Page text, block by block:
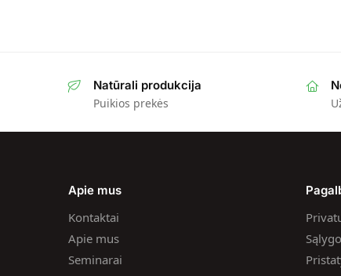
Natūrali produkcija
Puikios prekės
Apie mus
Kontaktai
Apie mus
Seminarai